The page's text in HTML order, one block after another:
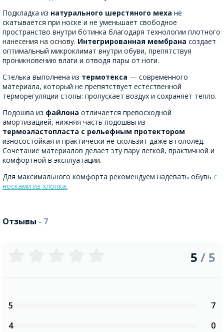
Подкладка из натурального шерстяного меха не
скатывается при носке и не уменьшает свободное
пространство внутри ботинка благодаря технологии плотного
нанесения на основу. Интегрированная мембрана создает
оптимальный микроклимат внутри обуви, препятствуя
проникновению влаги и отводя пары от ноги.
Стелька выполнена из термотекса — современного
материала, который не препятствует естественной
терморегуляции стопы: пропускает воздух и сохраняет тепло.
Подошва из файлона отличается превосходной
амортизацией, нижняя часть подошвы из
термоэластопласта с рельефным протектором
износостойкая и практически не скользит даже в гололед.
Сочетание материалов делает эту пару легкой, практичной и
комфортной в эксплуатации.
Для максимального комфорта рекомендуем надевать обувь с
носками из хлопка.
Отзывы - 7
5 / 5
5
7
4
0